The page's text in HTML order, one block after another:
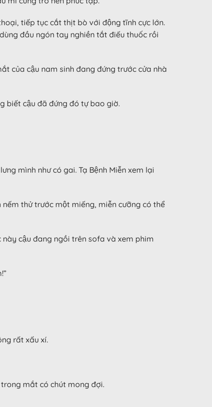
tiếp tục cắt thịt bò với động tĩnh cực lớn.
đầu ngón tay nghiền tắt điếu thuốc rồi
của cậu nam sinh đang đứng trước cửa nhà
biết cậu đã đứng đó tự bao giờ.
mình như có gai. Tạ Bệnh Miễn xem lại
thử trước một miếng, miễn cưỡng có thể
này cậu đang ngồi trên sofa và xem phim
rất xấu xí.
trong mắt có chút mong đợi.